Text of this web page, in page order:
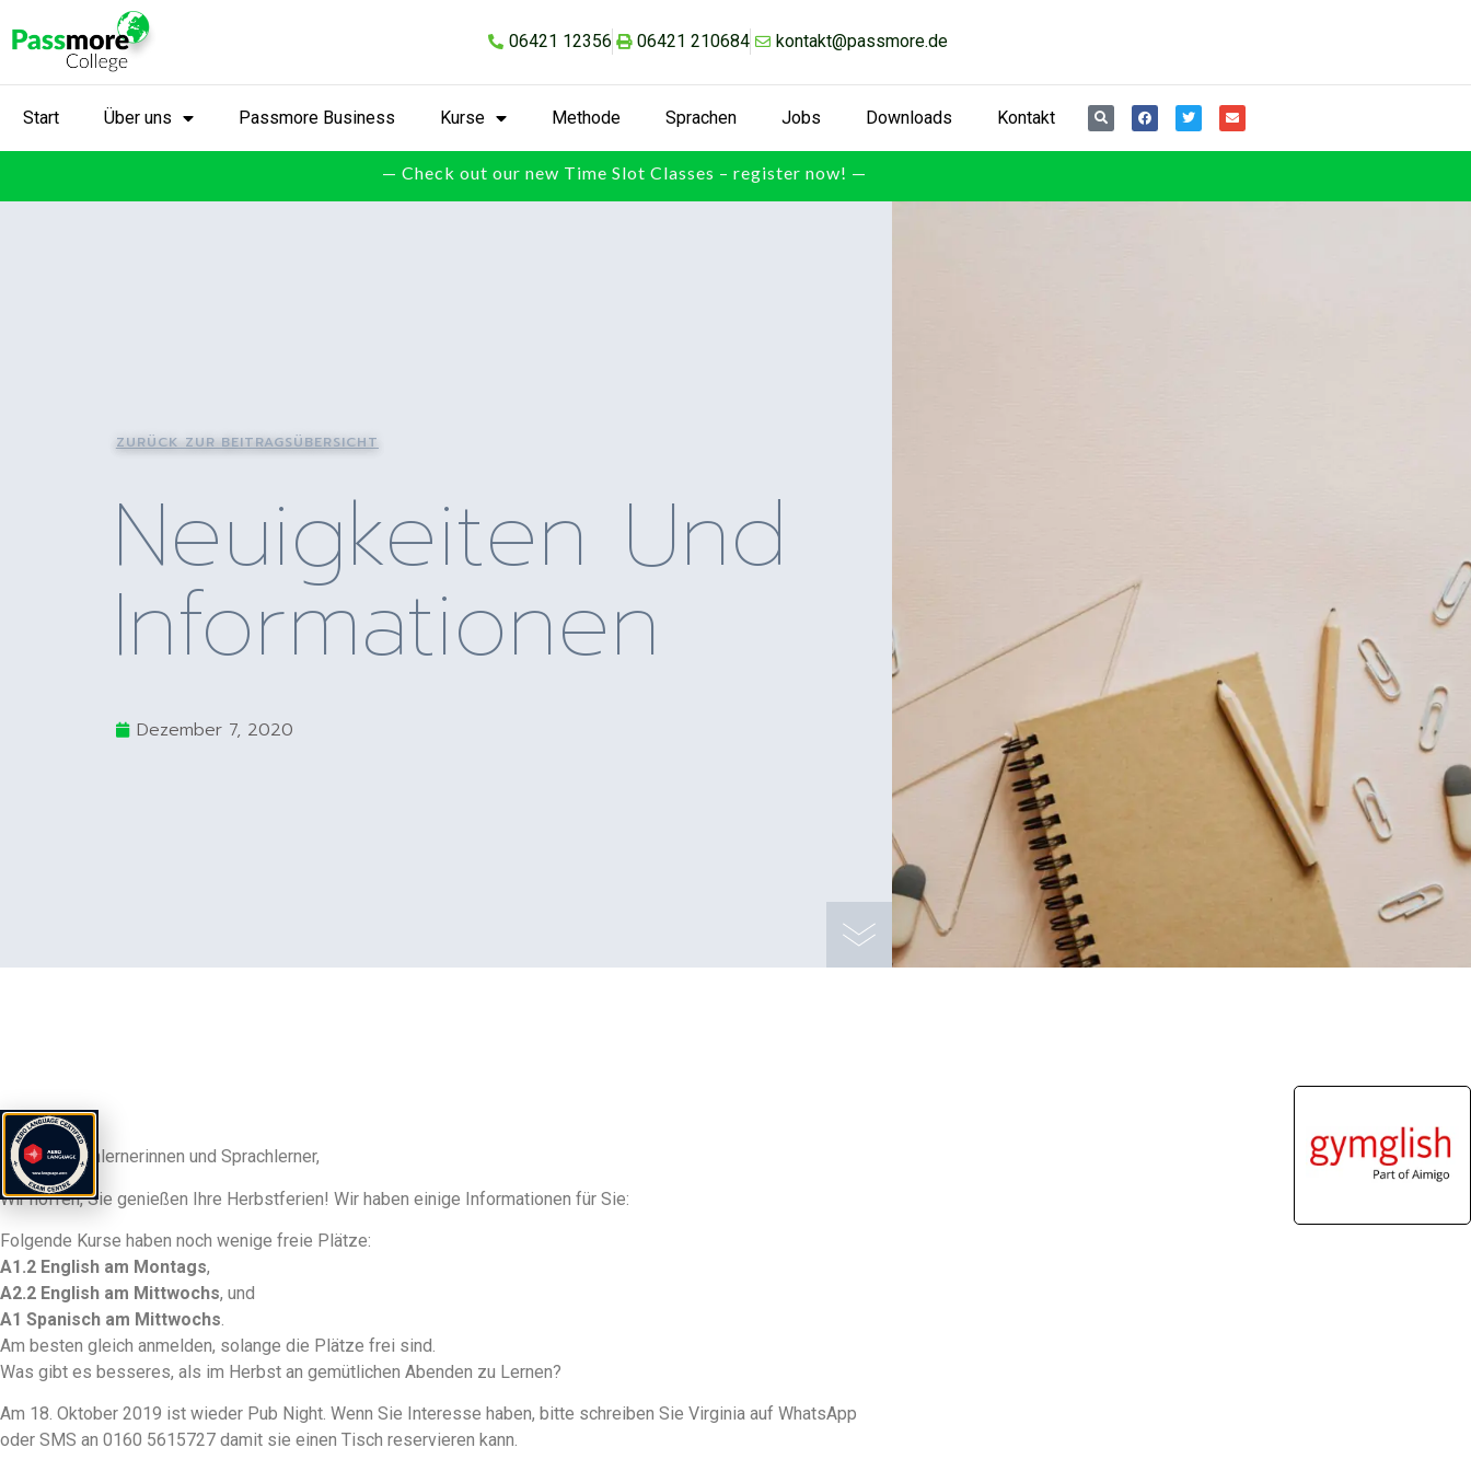
06421 12356 06421 210684 kontakt@passmore.de
Start Über uns Passmore Business Kurse Methode Sprachen Jobs Downloads Kontakt
— Check out our new Time Slot Classes – register now! —
ZURÜCK ZUR BEITRAGSÜBERSICHT
Neuigkeiten Und
Informationen
Dezember 7, 2020
Liebe Sprachlernerinnen und Sprachlerner,
Wir hoffen, Sie genießen Ihre Herbstferien! Wir haben einige Informationen für Sie:
Folgende Kurse haben noch wenige freie Plätze:
A1.2 English am Montags,
A2.2 English am Mittwochs, und
A1 Spanisch am Mittwochs.
Am besten gleich anmelden, solange die Plätze frei sind.
Was gibt es besseres, als im Herbst an gemütlichen Abenden zu Lernen?
Am 18. Oktober 2019 ist wieder Pub Night. Wenn Sie Interesse haben, bitte schreiben Sie Virginia auf WhatsApp
oder SMS an 0160 5615727 damit sie einen Tisch reservieren kann.